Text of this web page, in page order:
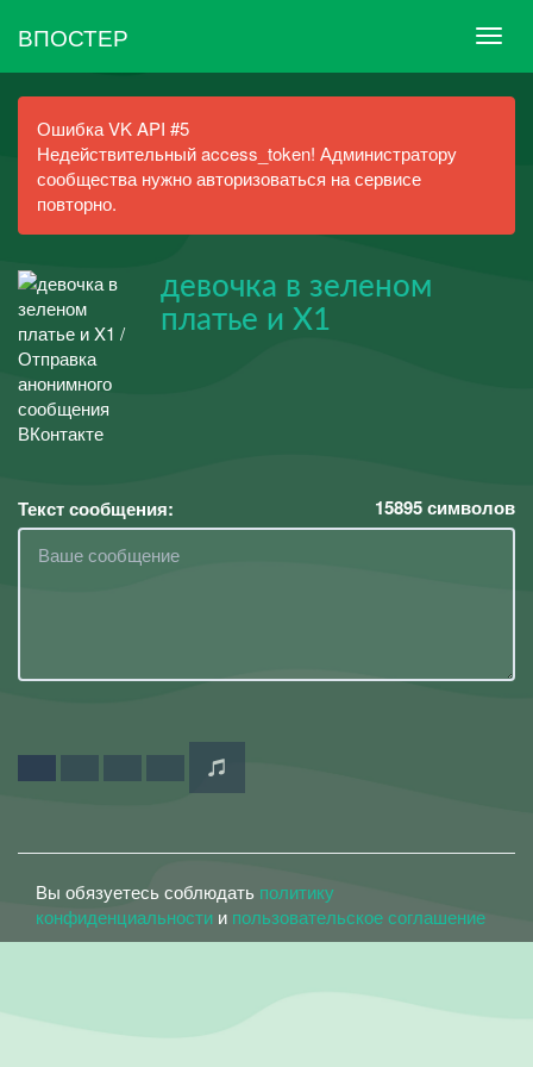
ВПОСТЕР
Ошибка VK API #5
Недействительный access_token! Администратору
сообщества нужно авторизоваться на сервисе
повторно.
девочка в зеленом
платье и X1
Текст сообщения: 15895символов
Вы обязуетесь соблюдать политику
конфиденциальности и пользовательское соглашение